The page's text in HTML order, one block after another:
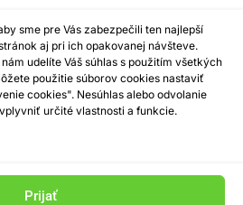
sme pre Vás zabezpečili ten najlepší
aj pri ich opakovanej návšteve.
udelíte Váš súhlas s použitím všetkých
použitie súborov cookies nastaviť
cookies". Nesúhlas alebo odvolanie
určité vlastnosti a funkcie.
Prijať